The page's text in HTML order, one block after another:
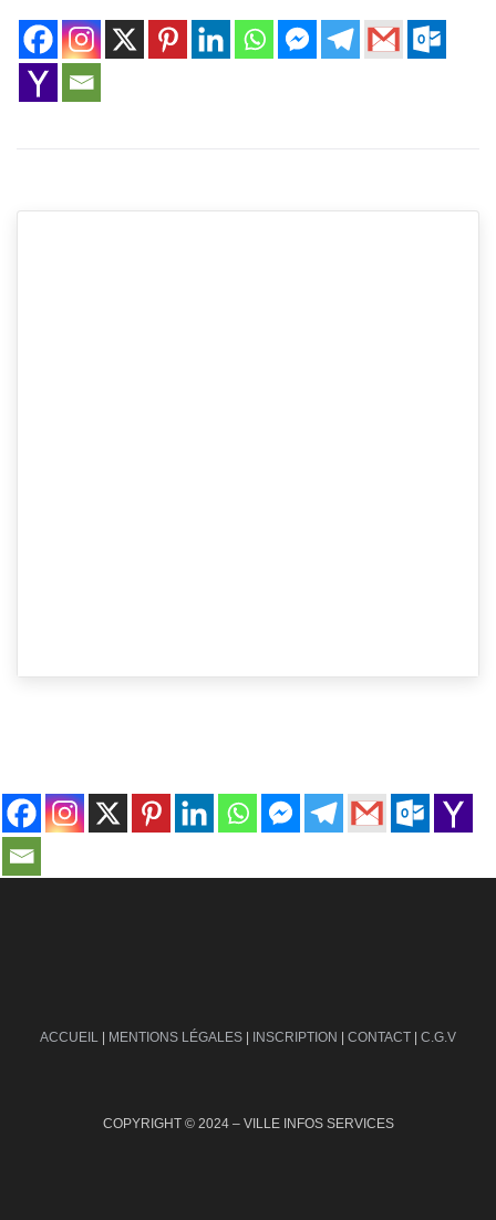
ACCUEIL | MENTIONS LÉGALES | INSCRIPTION | CONTACT | C.G.V
COPYRIGHT © 2024 – VILLE INFOS SERVICES